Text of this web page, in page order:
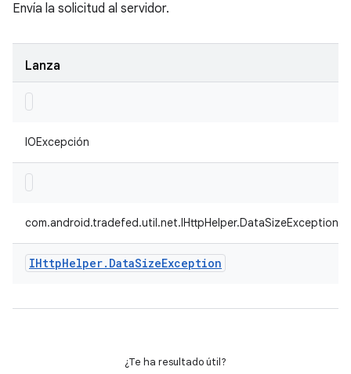
Envía la solicitud al servidor.
Lanza
IOExcepción
com.android.tradefed.util.net.IHttpHelper.DataSizeException
IHttpHelper. DataSizeException
¿Te ha resultado útil?